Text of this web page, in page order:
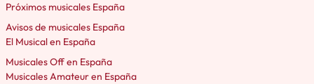
Próximos musicales España
Avisos de musicales España
El Musical en España
Musicales Off en España
Musicales Amateur en España